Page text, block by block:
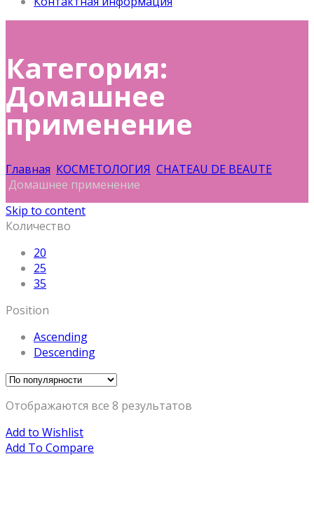
Категория:
Домашнее
применение
Главная КОСМЕТОЛОГИЯ CHATEAU DE BEAUTE
Домашнее применение
Skip to content
Количество
20
25
35
Position
Ascending
Descending
Отображаются все 8 результатов
Add to Wishlist
Add To Compare